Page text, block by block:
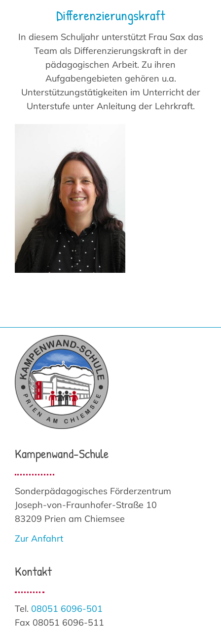
Differenzierungskraft
In diesem Schuljahr unterstützt Frau Sax das
Team als Differenzierungskraft in der
pädagogischen Arbeit. Zu ihren
Aufgabengebieten gehören u.a.
Unterstützungstätigkeiten im Unterricht der
Unterstufe unter Anleitung der Lehrkraft.
Kampenwand-Schule
Sonderpädagogisches Förderzentrum
Joseph-von-Fraunhofer-Straße 10
83209 Prien am Chiemsee
Zur Anfahrt
Kontakt
Tel. 08051 6096-501
Fax 08051 6096-511